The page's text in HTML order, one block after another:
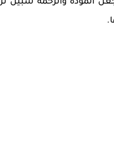
المودة والرحمة سبيل